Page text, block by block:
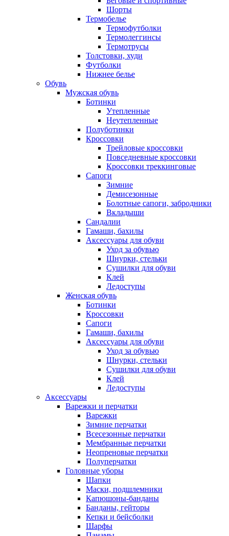
Шорты
Термобелье
Термофутболки
Термолеггинсы
Термотрусы
Толстовки, худи
Футболки
Нижнее белье
Обувь
Мужская обувь
Ботинки
Утепленные
Неутепленные
Полуботинки
Кроссовки
Трейловые кроссовки
Повседневные кроссовки
Кроссовки треккинговые
Сапоги
Зимние
Демисезонные
Болотные сапоги, забродники
Вкладыши
Сандалии
Гамаши, бахилы
Аксессуары для обуви
Уход за обувью
Шнурки, стельки
Сушилки для обуви
Клей
Ледоступы
Женская обувь
Ботинки
Кроссовки
Сапоги
Гамаши, бахилы
Аксессуары для обуви
Уход за обувью
Шнурки, стельки
Сушилки для обуви
Клей
Ледоступы
Аксессуары
Варежки и перчатки
Варежки
Зимние перчатки
Всесезонные перчатки
Мембранные перчатки
Неопреновые перчатки
Полуперчатки
Головные уборы
Шапки
Маски, подшлемники
Капюшоны-банданы
Банданы, гейторы
Кепки и бейсболки
Шарфы